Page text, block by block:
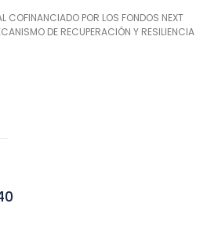
COFINANCIADO POR LOS FONDOS NEXT
DE RECUPERACIÓN Y RESILIENCIA